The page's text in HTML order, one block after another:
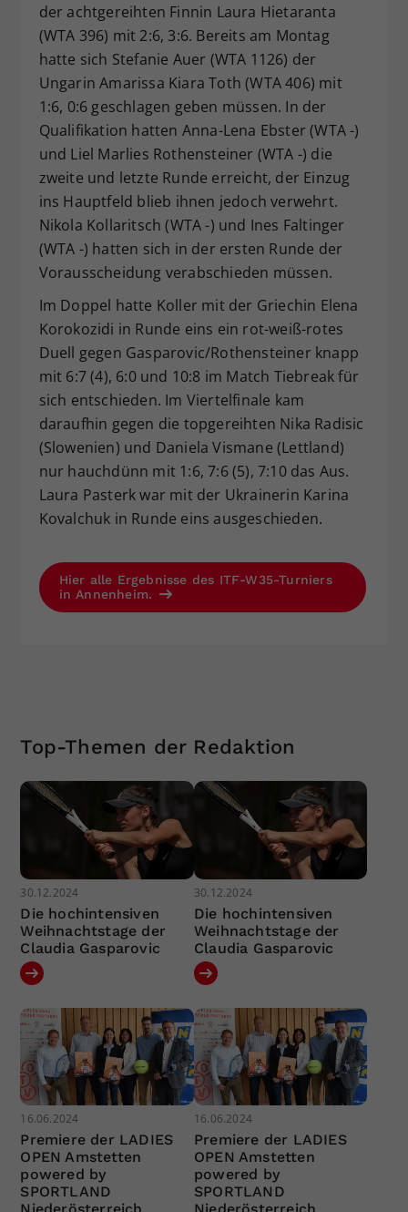
der achtgereihten Finnin Laura Hietaranta
(WTA 396) mit 2:6, 3:6. Bereits am Montag
hatte sich Stefanie Auer (WTA 1126) der
Ungarin Amarissa Kiara Toth (WTA 406) mit
1:6, 0:6 geschlagen geben müssen. In der
Qualifikation hatten Anna-Lena Ebster (WTA -)
und Liel Marlies Rothensteiner (WTA -) die
zweite und letzte Runde erreicht, der Einzug
ins Hauptfeld blieb ihnen jedoch verwehrt.
Nikola Kollaritsch (WTA -) und Ines Faltinger
(WTA -) hatten sich in der ersten Runde der
Vorausscheidung verabschieden müssen.
Im Doppel hatte Koller mit der Griechin Elena
Korokozidi in Runde eins ein rot-weiß-rotes
Duell gegen Gasparovic/Rothensteiner knapp
mit 6:7 (4), 6:0 und 10:8 im Match Tiebreak für
sich entschieden. Im Viertelfinale kam
daraufhin gegen die topgereihten Nika Radisic
(Slowenien) und Daniela Vismane (Lettland)
nur hauchdünn mit 1:6, 7:6 (5), 7:10 das Aus.
Laura Pasterk war mit der Ukrainerin Karina
Kovalchuk in Runde eins ausgeschieden.
Hier alle Ergebnisse des ITF-W35-Turniers
in Annenheim.
Top-Themen der Redaktion
30.12.2024
Die hochintensiven
Weihnachtstage der
Claudia Gasparovic
30.12.2024
Die hochintensiven
Weihnachtstage der
Claudia Gasparovic
16.06.2024
Premiere der LADIES
OPEN Amstetten
powered by
SPORTLAND
16.06.2024
Premiere der LADIES
OPEN Amstetten
powered by
SPORTLAND